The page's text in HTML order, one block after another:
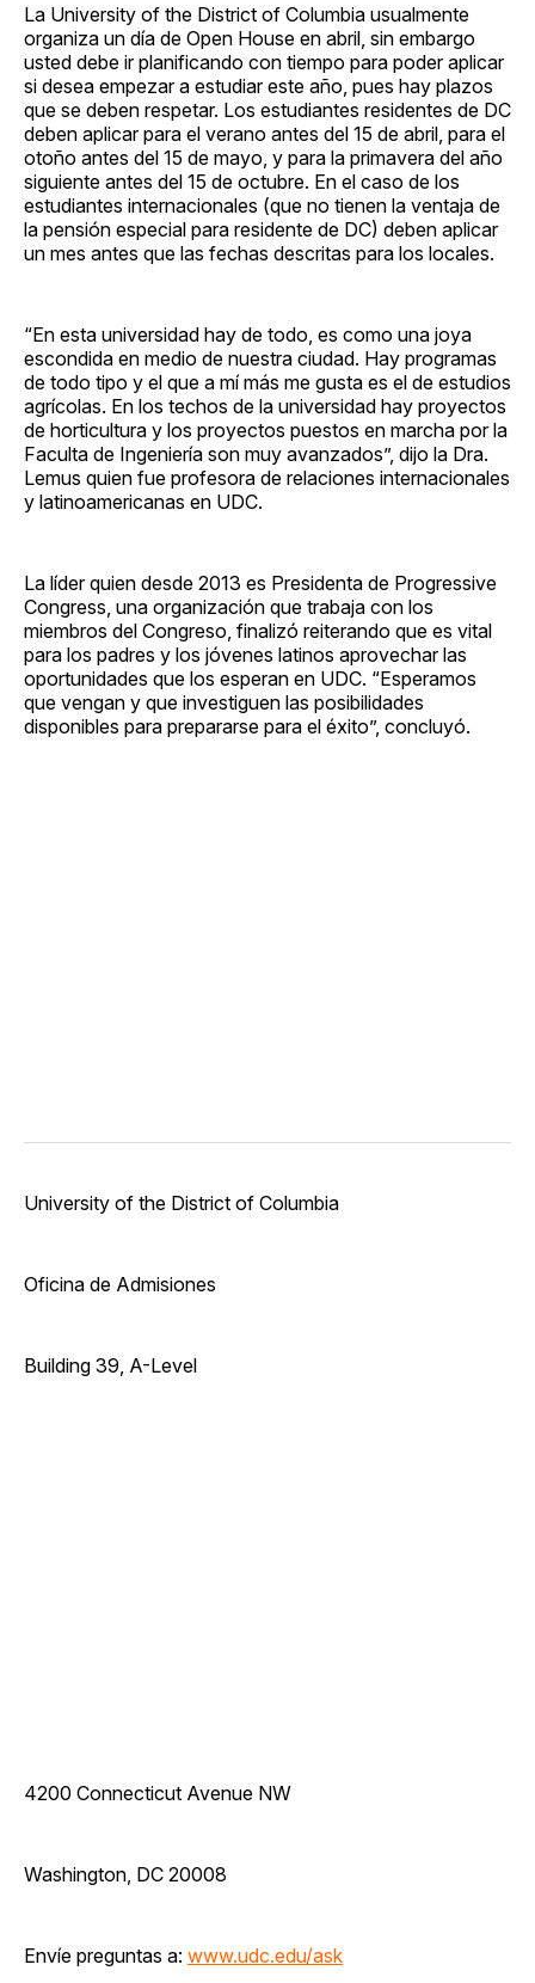
La University of the District of Columbia usualmente
organiza un día de Open House en abril, sin embargo
usted debe ir planificando con tiempo para poder aplicar
si desea empezar a estudiar este año, pues hay plazos
que se deben respetar. Los estudiantes residentes de DC
deben aplicar para el verano antes del 15 de abril, para el
otoño antes del 15 de mayo, y para la primavera del año
siguiente antes del 15 de octubre. En el caso de los
estudiantes internacionales (que no tienen la ventaja de
la pensión especial para residente de DC) deben aplicar
un mes antes que las fechas descritas para los locales.
“En esta universidad hay de todo, es como una joya
escondida en medio de nuestra ciudad. Hay programas
de todo tipo y el que a mí más me gusta es el de estudios
agrícolas. En los techos de la universidad hay proyectos
de horticultura y los proyectos puestos en marcha por la
Faculta de Ingeniería son muy avanzados”, dijo la Dra.
Lemus quien fue profesora de relaciones internacionales
y latinoamericanas en UDC.
La líder quien desde 2013 es Presidenta de Progressive
Congress, una organización que trabaja con los
miembros del Congreso, finalizó reiterando que es vital
para los padres y los jóvenes latinos aprovechar las
oportunidades que los esperan en UDC. “Esperamos
que vengan y que investiguen las posibilidades
disponibles para prepararse para el éxito”, concluyó.
University of the District of Columbia
Oficina de Admisiones
Building 39, A-Level
4200 Connecticut Avenue NW
Washington, DC 20008
Envíe preguntas a: www.udc.edu/ask